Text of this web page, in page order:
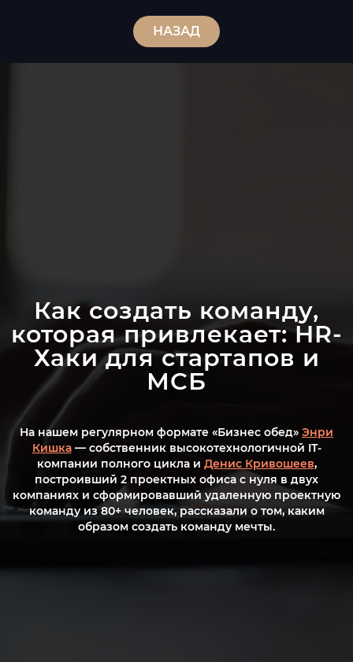
НАЗАД
Как создать команду,
которая привлекает: HR-
Хаки для стартапов и
МСБ
На нашем регулярном формате «Бизнес обед» Энри
Кишка— собственник высокотехнологичной IT-
компании полного цикла и Денис Кривошеев,
построивший 2 проектных офиса с нуля в двух
компаниях и сформировавший удаленную проектную
команду из 80+ человек, рассказали о том, каким
образом создать команду мечты.